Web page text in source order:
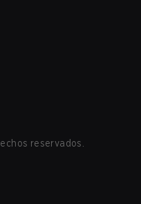
reservados.